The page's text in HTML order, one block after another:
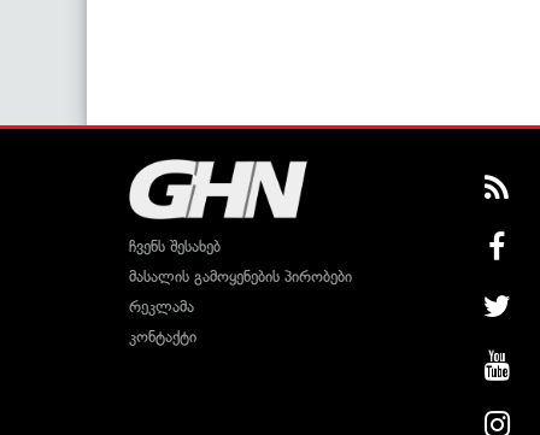
ჩვენს შესახებ
მასალის გამოყენების პირობები
რეკლამა
კონტაქტი